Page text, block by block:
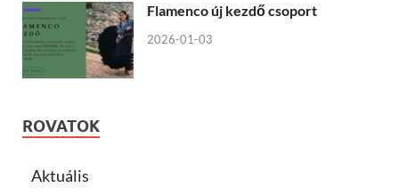
Flamenco új kezdő csoport
2026-01-03
ROVATOK
Aktuális